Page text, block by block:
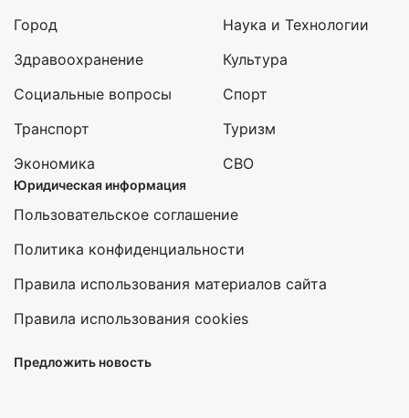
Город
Здравоохранение
Социальные вопросы
Транспорт
Экономика
Наука и Технологии
Культура
Спорт
Туризм
СВО
Юридическая информация
Пользовательское соглашение
Политика конфиденциальности
Правила использования материалов сайта
Правила использования cookies
Предложить новость